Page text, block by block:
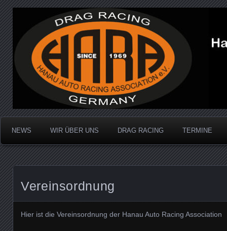
Hanau Auto Racing
Dragracing auf der 1/4 Meile
NEWS WIR ÜBER UNS DRAG RACING TERMINE
Vereinsordnung
Hier ist die Vereinsordnung der Hanau Auto Racing Association